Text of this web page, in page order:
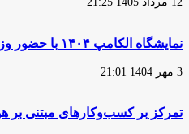
نمایشگاه الکامپ ۱۴۰۴ با حضور وزیر ارتباطات افتتاح شد
3 مهر 1404 21:01
تمرکز بر کسب‌وکارهای مبتنی بر